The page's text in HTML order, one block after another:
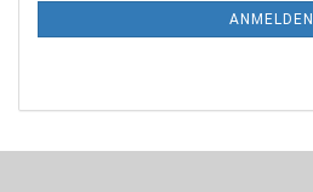
ANMELDEN